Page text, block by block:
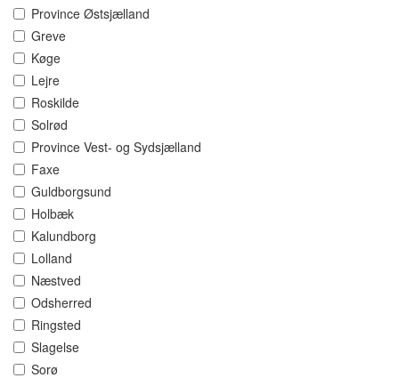
Province Østsjælland
Greve
Køge
Lejre
Roskilde
Solrød
Province Vest- og Sydsjælland
Faxe
Guldborgsund
Holbæk
Kalundborg
Lolland
Næstved
Odsherred
Ringsted
Slagelse
Sorø